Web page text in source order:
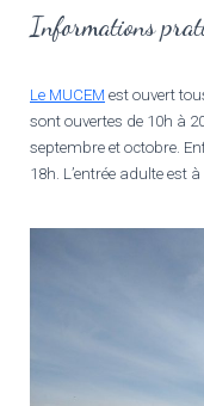
Informations
Le MUCEM est ouvert
sont ouvertes de 10h à
septembre et octobre.
18h. L’entrée adulte est